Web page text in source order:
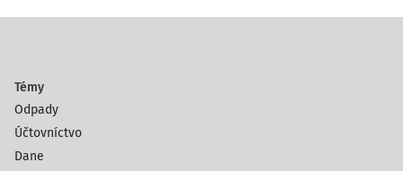
Témy
Odpady
Účtovníctvo
Dane